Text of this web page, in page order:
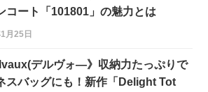
コート「101801」の魅力とは
月25日
デルヴォ―》収納力たっぷりで
スバッグにも！新作「Delight Tot